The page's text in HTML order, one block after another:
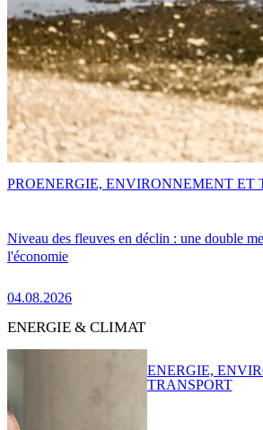
Niveau des fleuves en déclin : une double
l'économie
04.08.2026
PROENERGIE, ENVIRONNEMENT ET
ENERGIE & CLIMAT
ENERGIE,
TRANSPORT